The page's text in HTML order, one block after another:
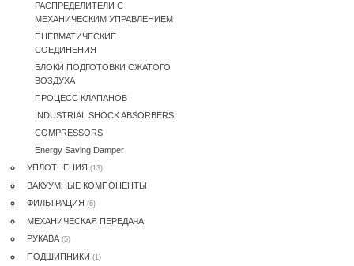
РАСПРЕДЕЛИТЕЛИ С
МЕХАНИЧЕСКИМ УПРАВЛЕНИЕМ
ПНЕВМАТИЧЕСКИE
COEДИНЕНИЯ
БЛОКИ ПОДГОТОВКИ СЖАТОГО
ВОЗДУХА
ПРОЦЕСС КЛАПАНОВ
INDUSTRIAL SHOCK ABSORBERS
COMPRESSORS
Energy Saving Damper
УПЛОТНЕНИЯ (13)
ВАКУУМНЫЕ КОМПОНЕНТЫ
ФИЛЬТРАЦИЯ (6)
МЕХАНИЧЕСКАЯ ПЕРЕДАЧА
РУКАВА (5)
ПОДШИПНИКИ (1)